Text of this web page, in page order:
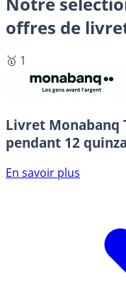
offres de
🥇 1
Livret Monabanq
pendant 12
En savoir plus